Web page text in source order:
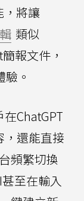
，將讓
類似
報文件，
。
ChatGPT
，還能直接
頻繁切換
至在輸入